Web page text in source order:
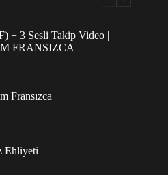
+ 3 Sesli Takip Video |
FRANSIZCA
Fransızca
Ehliyeti